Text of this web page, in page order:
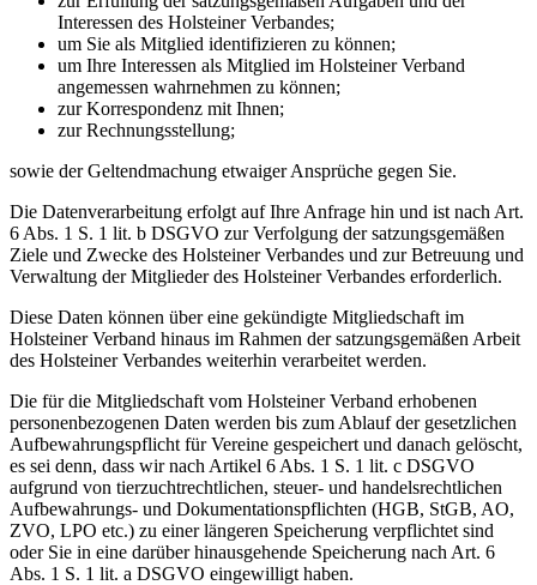
Interessen des Holsteiner Verbandes;
um Sie als Mitglied identifizieren zu können;
um Ihre Interessen als Mitglied im Holsteiner Verband
angemessen wahrnehmen zu können;
zur Korrespondenz mit Ihnen;
zur Rechnungsstellung;
sowie der Geltendmachung etwaiger Ansprüche gegen Sie.
Die Datenverarbeitung erfolgt auf Ihre Anfrage hin und ist nach Art.
6 Abs. 1 S. 1 lit. b DSGVO zur Verfolgung der satzungsgemäßen
Ziele und Zwecke des Holsteiner Verbandes und zur Betreuung und
Verwaltung der Mitglieder des Holsteiner Verbandes erforderlich.
Diese Daten können über eine gekündigte Mitgliedschaft im
Holsteiner Verband hinaus im Rahmen der satzungsgemäßen Arbeit
des Holsteiner Verbandes weiterhin verarbeitet werden.
Die für die Mitgliedschaft vom Holsteiner Verband erhobenen
personenbezogenen Daten werden bis zum Ablauf der gesetzlichen
Aufbewahrungspflicht für Vereine gespeichert und danach gelöscht,
es sei denn, dass wir nach Artikel 6 Abs. 1 S. 1 lit. c DSGVO
aufgrund von tierzuchtrechtlichen, steuer- und handelsrechtlichen
Aufbewahrungs- und Dokumentationspflichten (HGB, StGB, AO,
ZVO, LPO etc.) zu einer längeren Speicherung verpflichtet sind
oder Sie in eine darüber hinausgehende Speicherung nach Art. 6
Abs. 1 S. 1 lit. a DSGVO eingewilligt haben.